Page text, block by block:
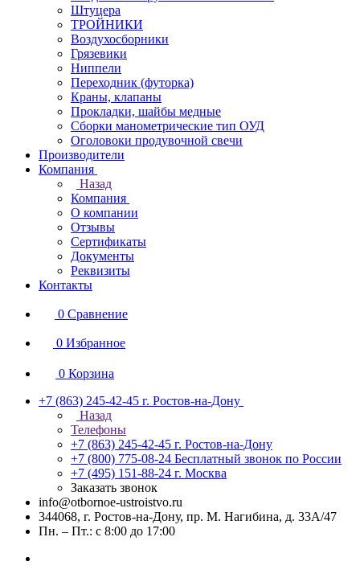
Штуцера
ТРОЙНИКИ
Воздухосборники
Грязевики
Ниппели
Переходник (футорка)
Краны, клапаны
Прокладки, шайбы медные
Сборки манометрические тип ОУД
Оголовоки продувочной свечи
Производители
Компания
Назад
Компания
О компании
Отзывы
Сертификаты
Документы
Реквизиты
Контакты
0 Сравнение
0 Избранное
0 Корзина
+7 (863) 245-42-45 г. Ростов-на-Дону
Назад
Телефоны
+7 (863) 245-42-45 г. Ростов-на-Дону
+7 (800) 775-08-24 Бесплатный звонок по России
+7 (495) 151-88-24 г. Москва
Заказать звонок
info@otbornoe-ustroistvo.ru
344068, г. Ростов-на-Дону, пр. М. Нагибина, д. 33А/47
Пн. – Пт.: с 8:00 до 17:00